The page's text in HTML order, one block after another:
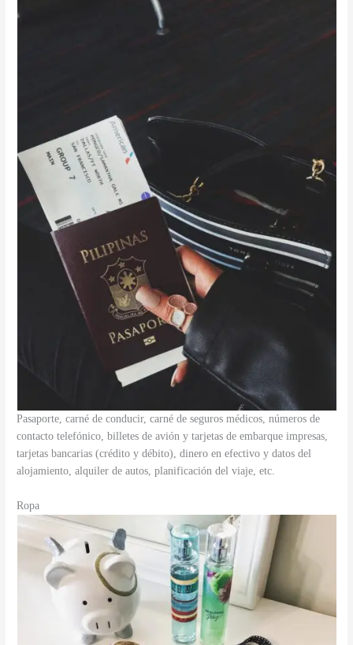
Pasaporte, carné de conducir, carné de seguros médicos, números de
contacto telefónico, billetes de avión y tarjetas de embarque impresas,
tarjetas bancarias (crédito y débito), dinero en efectivo y datos del
alojamiento, alquiler de autos, planificación del viaje, etc.
Ropa